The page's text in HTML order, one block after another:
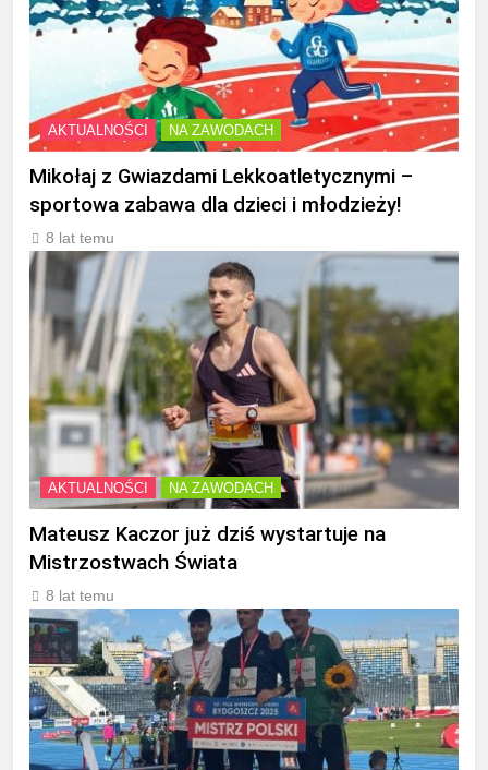
AKTUALNOŚCI NA ZAWODACH
Mikołaj z Gwiazdami Lekkoatletycznymi –
sportowa zabawa dla dzieci i młodzieży!
8 lat temu
AKTUALNOŚCI NA ZAWODACH
Mateusz Kaczor już dziś wystartuje na
Mistrzostwach Świata
8 lat temu